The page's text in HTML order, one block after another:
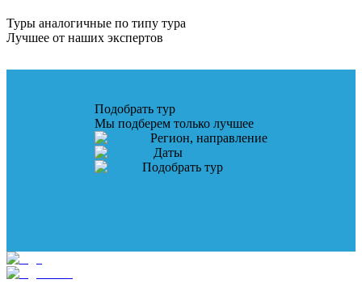
Туры аналогичные по типу тура
Лучшее от наших экспертов
Подобрать тур
Мы подберем только лучшее
Регион, направление
Даты
Подобрать тур